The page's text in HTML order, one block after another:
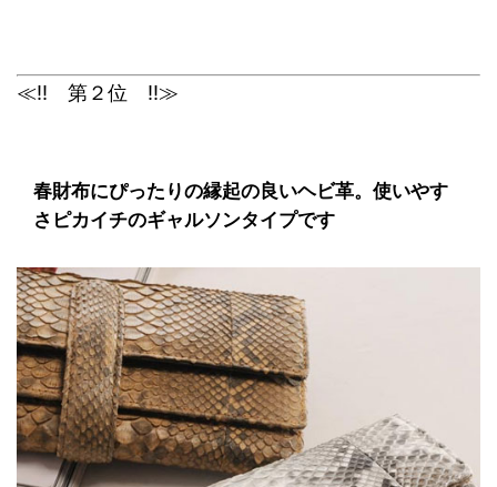
≪!! 第２位 !!≫
春財布にぴったりの縁起の良いヘビ革。使いやす
さピカイチのギャルソンタイプです